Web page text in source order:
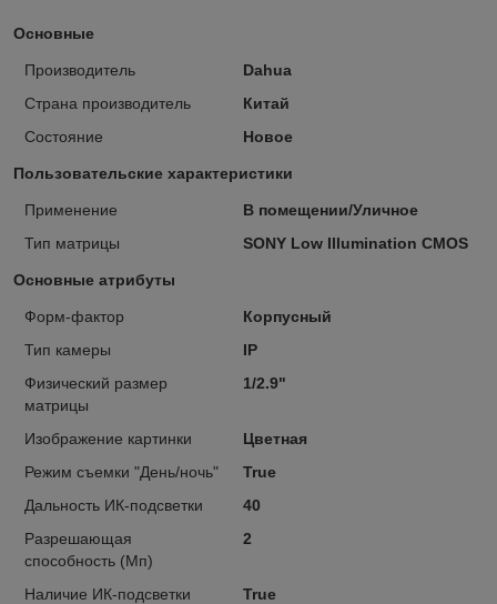
Основные
Производитель
Dahua
Страна производитель
Китай
Состояние
Новое
Пользовательские характеристики
Применение
В помещении/Уличное
Тип матрицы
SONY Low Illumination CMOS
Основные атрибуты
Форм-фактор
Корпусный
Тип камеры
IP
Физический размер
матрицы
1/2.9"
Изображение картинки
Цветная
Режим съемки "День/ночь"
True
Дальность ИК-подсветки
40
Разрешающая
способность (Мп)
2
Наличие ИК-подсветки
True